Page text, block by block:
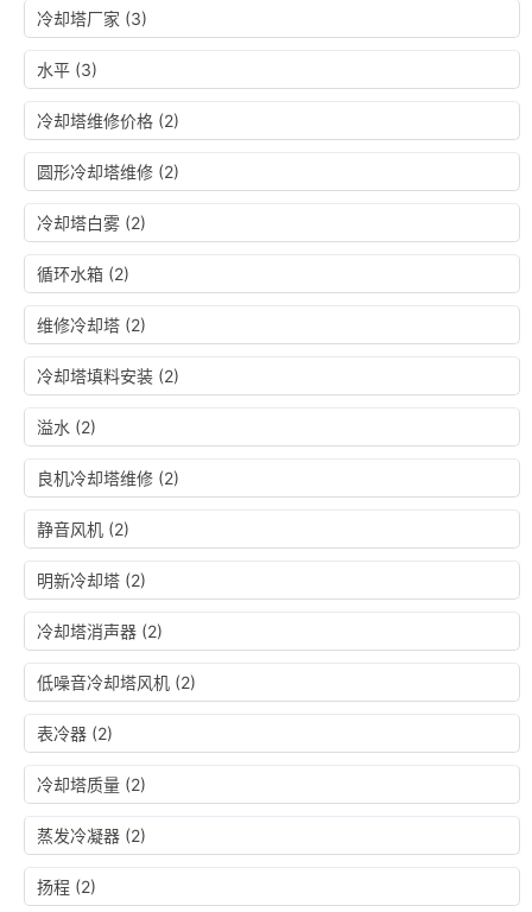
冷却塔厂家 (3)
水平 (3)
冷却塔维修价格 (2)
圆形冷却塔维修 (2)
冷却塔白雾 (2)
循环水箱 (2)
维修冷却塔 (2)
冷却塔填料安装 (2)
溢水 (2)
良机冷却塔维修 (2)
静音风机 (2)
明新冷却塔 (2)
冷却塔消声器 (2)
低噪音冷却塔风机 (2)
表冷器 (2)
冷却塔质量 (2)
蒸发冷凝器 (2)
扬程 (2)